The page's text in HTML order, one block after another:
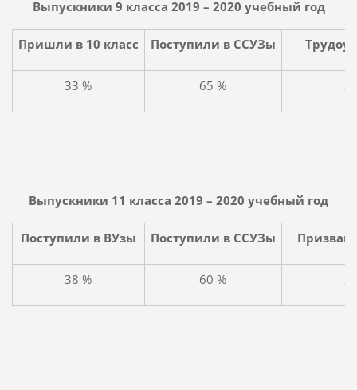
Выпускники 9 класса 2019 – 2020 учебный год
Пришли в 10 класс Поступили в ССУЗы
33 % 65 % 2
Выпускники 11 класса 2019 – 2020 учебный год
Поступили в ВУзы Поступили в ССУЗы
38 % 60 % 2